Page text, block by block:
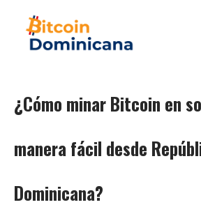
¿Cómo minar Bitcoin en
manera fácil desde
Dominicana?